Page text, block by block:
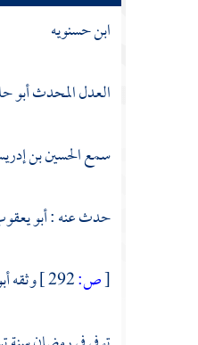
ابن حسنويه
العدل المحدث أبو
سمعالحسين بن
حدث عنه :أبو
[ص: وثقه